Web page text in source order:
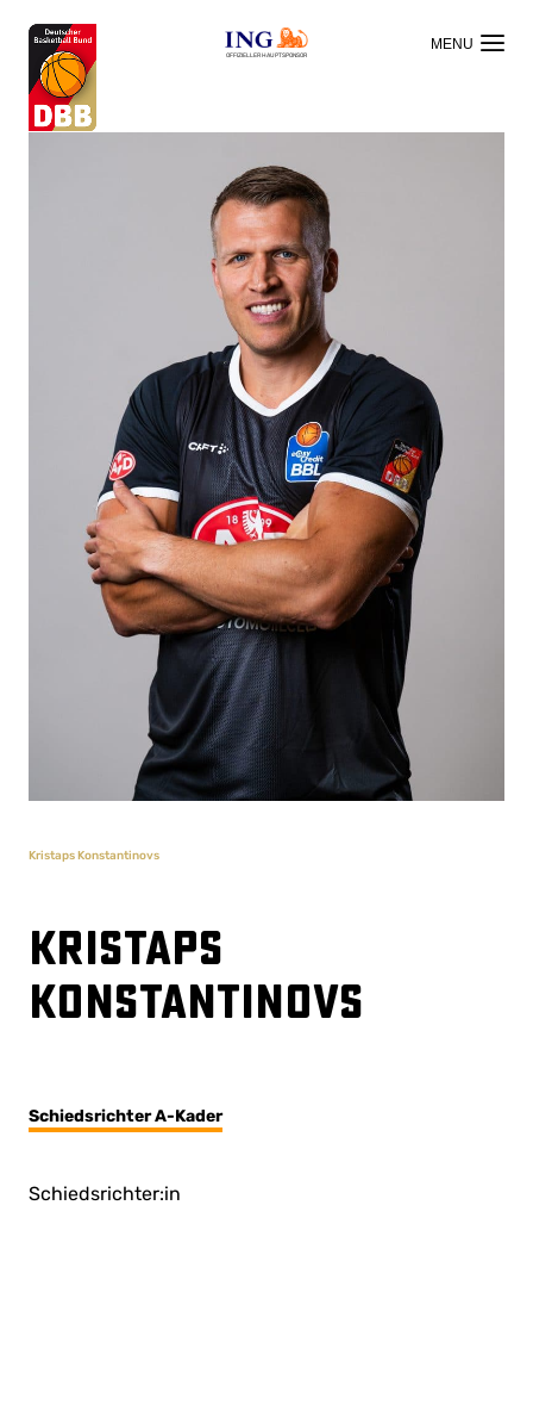
OFFIZIELLER HAUPTSPONSOR
Kristaps Konstantinovs
Kristaps
Konstantinovs
Schiedsrichter A-Kader
Schiedsrichter:in